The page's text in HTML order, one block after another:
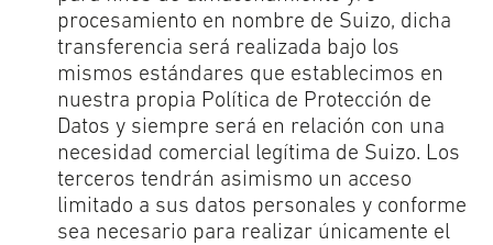
procesamiento en nombre de Suizo, dicha
transferencia será realizada bajo los
mismos estándares que establecimos en
nuestra propia Política de Protección de
Datos y siempre será en relación con una
necesidad comercial legítima de Suizo. Los
terceros tendrán asimismo un acceso
limitado a sus datos personales y conforme
sea necesario para realizar únicamente el